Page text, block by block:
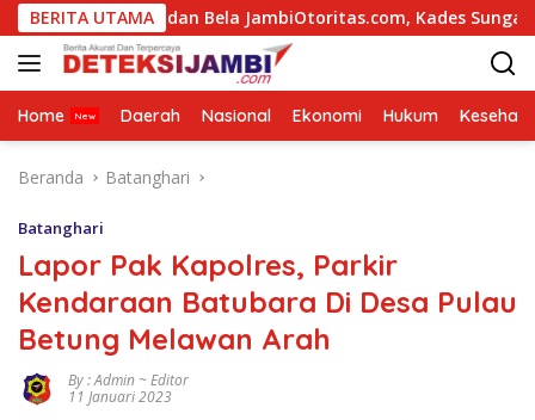
Langsung
ke
konten
BERITA UTAMA
Bela JambiOtoritas.com, Kades Sungai Rambai
Home Daerah Nasional Ekonomi Hukum
Beranda Batanghari
Batanghari
Lapor Pak Kapolres, Parkir
Kendaraan Batubara Di Desa Pulau
Betung Melawan Arah
By : Admin ~ Editor
11 Januari 2023